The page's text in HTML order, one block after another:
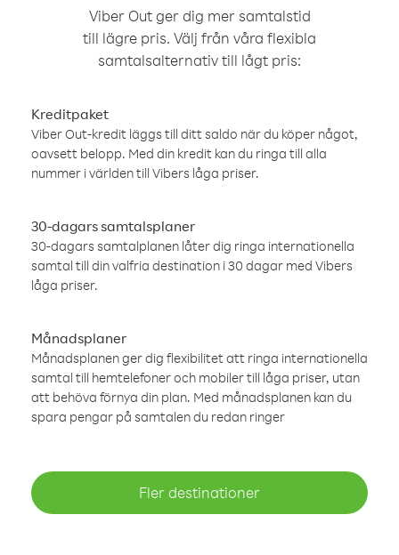
Viber Out ger dig mer samtalstid
till lägre pris. Välj från våra flexibla
samtalsalternativ till lågt pris:
Kreditpaket
Viber Out-kredit läggs till ditt saldo när du köper något,
oavsett belopp. Med din kredit kan du ringa till alla
nummer i världen till Vibers låga priser.
30-dagars samtalsplaner
30-dagars samtalplanen låter dig ringa internationella
samtal till din valfria destination i 30 dagar med Vibers
låga priser.
Månadsplaner
Månadsplanen ger dig flexibilitet att ringa internationella
samtal till hemtelefoner och mobiler till låga priser, utan
att behöva förnya din plan. Med månadsplanen kan du
spara pengar på samtalen du redan ringer
Fler destinationer